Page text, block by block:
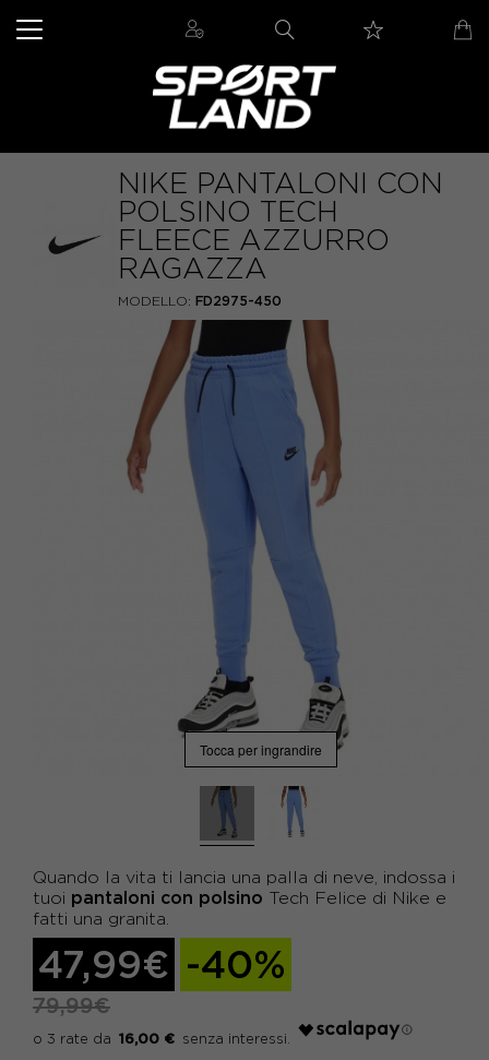
NIKE PANTALONI CON
POLSINO TECH
FLEECE AZZURRO
RAGAZZA
MODELLO: FD2975-450
Tocca per ingrandire
Quando la vita ti lancia una palla di neve, indossa i
tuoi pantaloni con polsino Tech Felice di Nike e
fatti una granita.
47,99€ -40%
79,99€
16,00 €